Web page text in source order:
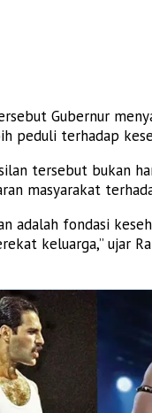
Gubernur
peduli terhadap
tersebut bukan
masyarakat
adalah fondasi
keluarga,” ujar